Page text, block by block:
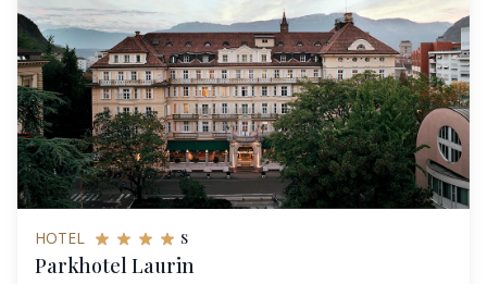
HOTEL s
Parkhotel Laurin